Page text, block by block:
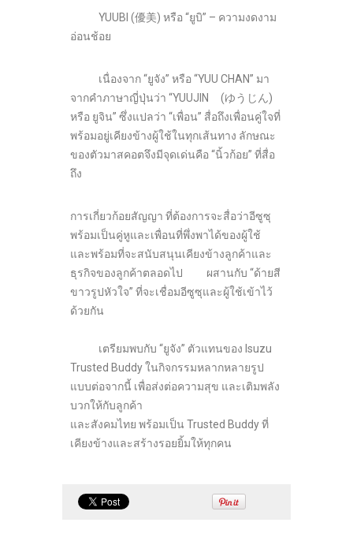
YUUBI (優美) หรือ “ยูบิ” – ความงดงาม
อ่อนช้อย
เนื่องจาก “ยูจัง” หรือ “YUU CHAN” มา
จากคำภาษาญี่ปุ่นว่า “YUUJIN (ゆうじん)
หรือ ยูจิน” ซึ่งแปลว่า “เพื่อน” สื่อถึงเพื่อนคู่ใจที่
พร้อมอยู่เคียงข้างผู้ใช้ในทุกเส้นทาง ลักษณะ
ของตัวมาสคอตจึงมีจุดเด่นคือ “นิ้วก้อย” ที่สื่อ
ถึง
การเกี่ยวก้อยสัญญา ที่ต้องการจะสื่อว่าอีซูซุ
พร้อมเป็นคู่หูและเพื่อนที่พึ่งพาได้ของผู้ใช้
และพร้อมที่จะสนับสนุนเคียงข้างลูกค้าและ
ธุรกิจของลูกค้าตลอดไป ผสานกับ “ด้ายสี
ขาวรูปหัวใจ” ที่จะเชื่อมอีซูซุและผู้ใช้เข้าไว้
ด้วยกัน
เตรียมพบกับ “ยูจัง” ตัวแทนของ Isuzu
Trusted Buddy ในกิจกรรมหลากหลายรูป
แบบต่อจากนี้ เพื่อส่งต่อความสุข และเติมพลัง
บวกให้กับลูกค้า
และสังคมไทย พร้อมเป็น Trusted Buddy ที่
เคียงข้างและสร้างรอยยิ้มให้ทุกคน